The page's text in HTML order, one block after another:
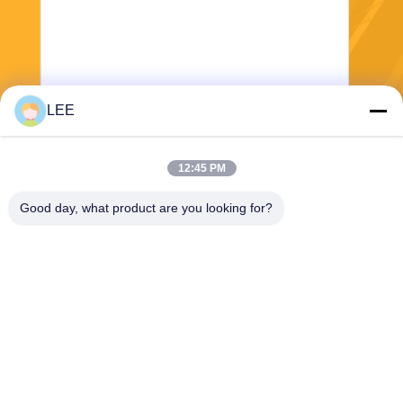
LEE
12:45 PM
Good day, what product are you looking for?